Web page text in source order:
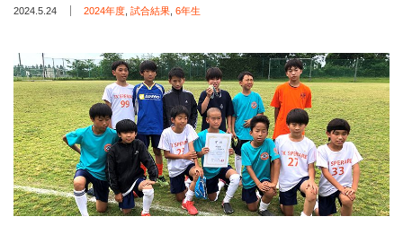
2024.5.24 2024年度 試合結果 6年生